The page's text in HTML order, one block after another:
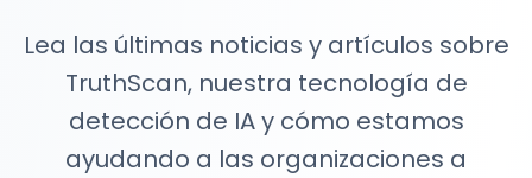
Lea las últimas noticias y artículos sobre
TruthScan, nuestra tecnología de
detección de IA y cómo estamos
ayudando a las organizaciones a